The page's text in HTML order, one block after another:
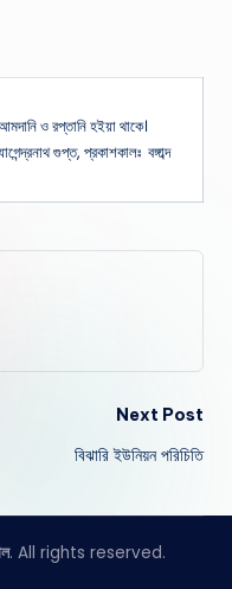
ও রপ্তানি হইয়া থাকে।
গুপ্ত, প্রকাশকালঃ বঙ্গাব্দ
Next Post
বিঝারি ইউনিয়ন পরিচিতি
. All rights reserved.